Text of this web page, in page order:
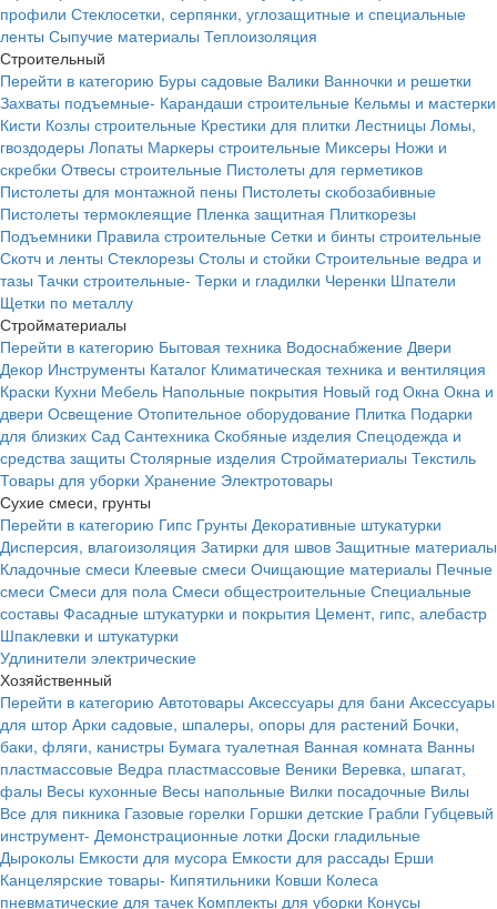
профили Стеклосетки, серпянки, углозащитные и специальные
ленты Сыпучие материалы Теплоизоляция
Строительный
Перейти в категорию Буры садовые Валики Ванночки и решетки
Захваты подъемные- Карандаши строительные Кельмы и мастерки
Кисти Козлы строительные Крестики для плитки Лестницы Ломы,
гвоздодеры Лопаты Маркеры строительные Миксеры Ножи и
скребки Отвесы строительные Пистолеты для герметиков
Пистолеты для монтажной пены Пистолеты скобозабивные
Пистолеты термоклеящие Пленка защитная Плиткорезы
Подъемники Правила строительные Сетки и бинты строительные
Скотч и ленты Стеклорезы Столы и стойки Строительные ведра и
тазы Тачки строительные- Терки и гладилки Черенки Шпатели
Щетки по металлу
Стройматериалы
Перейти в категорию Бытовая техника Водоснабжение Двери
Декор Инструменты Каталог Климатическая техника и вентиляция
Краски Кухни Мебель Напольные покрытия Новый год Окна Окна и
двери Освещение Отопительное оборудование Плитка Подарки
для близких Сад Сантехника Скобяные изделия Спецодежда и
средства защиты Столярные изделия Стройматериалы Текстиль
Товары для уборки Хранение Электротовары
Сухие смеси, грунты
Перейти в категорию Гипс Грунты Декоративные штукатурки
Дисперсия, влагоизоляция Затирки для швов Защитные материалы
Кладочные смеси Клеевые смеси Очищающие материалы Печные
смеси Смеси для пола Смеси общестроительные Специальные
составы Фасадные штукатурки и покрытия Цемент, гипс, алебастр
Шпаклевки и штукатурки
Удлинители электрические
Хозяйственный
Перейти в категорию Автотовары Аксессуары для бани Аксессуары
для штор Арки садовые, шпалеры, опоры для растений Бочки,
баки, фляги, канистры Бумага туалетная Ванная комната Ванны
пластмассовые Ведра пластмассовые Веники Веревка, шпагат,
фалы Весы кухонные Весы напольные Вилки посадочные Вилы
Все для пикника Газовые горелки Горшки детские Грабли Губцевый
инструмент- Демонстрационные лотки Доски гладильные
Дыроколы Емкости для мусора Емкости для рассады Ерши
Канцелярские товары- Кипятильники Ковши Колеса
пневматические для тачек Комплекты для уборки Конусы